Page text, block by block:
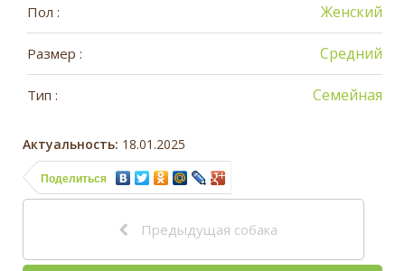
Пол : Женский
Размер : Средний
Тип : Семейная
Актуальность: 18.01.2025
Поделиться
Предыдущая собака